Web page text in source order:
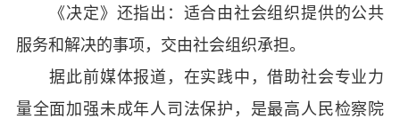
《决定》还指出：适合由社会组织提供的公共
服务和解决的事项，交由社会组织承担。
据此前媒体报道，在实践中，借助社会专业力
量全面加强未成年人司法保护，是最高人民检察院